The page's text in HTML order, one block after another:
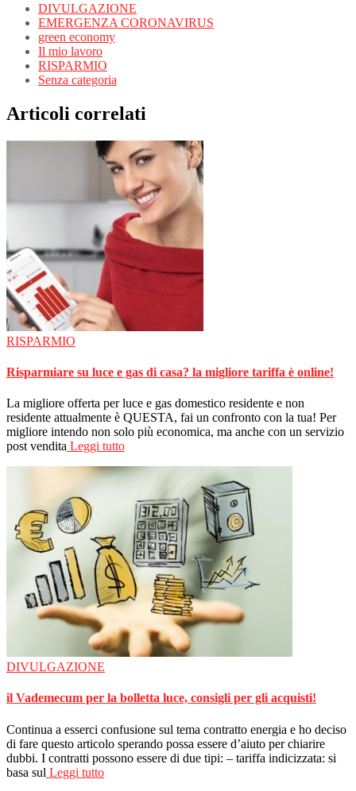
DIVULGAZIONE
EMERGENZA CORONAVIRUS
green economy
Il mio lavoro
RISPARMIO
Senza categoria
Articoli correlati
RISPARMIO
Risparmiare su luce e gas di casa? la migliore tariffa è online!
La migliore offerta per luce e gas domestico residente e non
residente attualmente è QUESTA, fai un confronto con la tua! Per
migliore intendo non solo più economica, ma anche con un servizio
post vendita Leggi tutto
DIVULGAZIONE
il Vademecum per la bolletta luce, consigli per gli acquisti!
Continua a esserci confusione sul tema contratto energia e ho deciso
di fare questo articolo sperando possa essere d’aiuto per chiarire
dubbi. I contratti possono essere di due tipi: – tariffa indicizzata: si
basa sul Leggi tutto